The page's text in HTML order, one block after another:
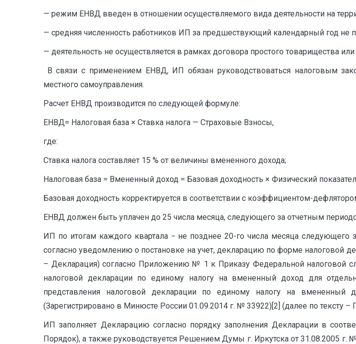
— режим ЕНВД введен в отношении осуществляемого вида деятельности на
— средняя численность работников ИП за предшествующий календарный год не
— деятельность не осуществляется в рамках договора простого товарищества
В связи с применением ЕНВД, ИП обязан руководствоваться налоговым
местного самоуправления.
Расчет ЕНВД производится по следующей формуле:
ЕНВД= Налоговая база × Ставка налога — Страховые Взносы,
где:
Ставка налога составляет 15 % от величины вмененного дохода;
Налоговая база = Вмененный доход = Базовая доходность × Физический
Базовая доходность корректируется в соответствии с коэффициентом-
ЕНВД должен быть уплачен до 25 числа месяца, следующего за отчетным
ИП по итогам каждого квартала − не позднее 20-го числа месяца следующего
согласно уведомлению о постановке на учет, декларацию по форме налоговой
– Декларация) согласно Приложению № 1 к Приказу Федеральной
налоговой декларации по единому налогу на вмененный доход для
представления налоговой декларации по единому налогу на
(Зарегистрировано в Минюсте России 01.09.2014 г. № 33922)[2] (далее по тексту
ИП заполняет Декларацию согласно порядку заполнения Декларации в
Порядок), а также руководствуется Решением Думы г. Иркутска от 31.08.2005